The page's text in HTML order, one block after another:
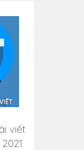
viết